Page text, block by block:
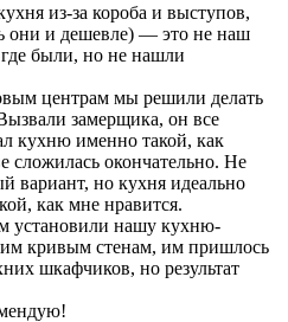
из-за короба и выступов,
они и дешевле) — это не наш
были, но не нашли
центрам мы решили делать
замерщика, он все
кухню именно такой, как
сложилась окончательно. Не
вариант, но кухня идеально
как мне нравится.
установили нашу кухню-
кривым стенам, им пришлось
шкафчиков, но результат